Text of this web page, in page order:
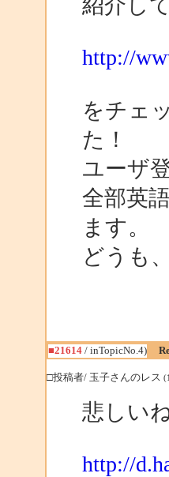
紹介し
http://
をチェ
た！
ユーザ
全部英
ます。
どうも
■21614/ inTopicNo.4)
□投稿者/ 玉子さんのレス
悲しい
http://